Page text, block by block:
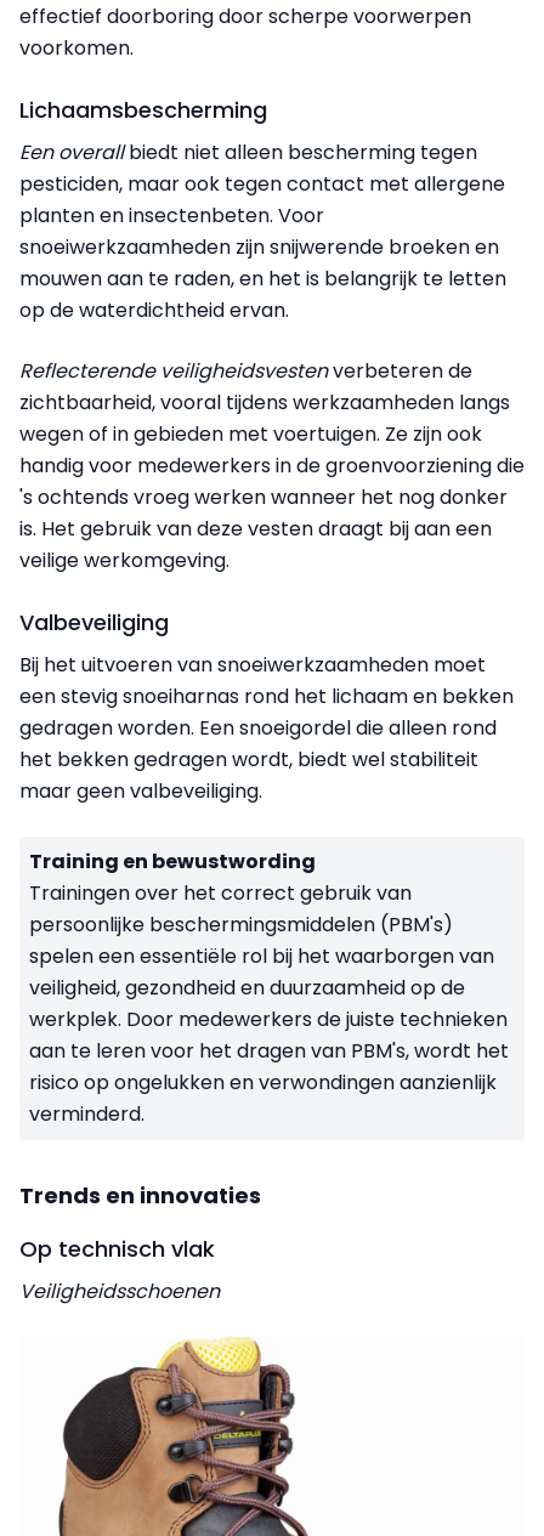
effectief doorboring door scherpe voorwerpen
voorkomen.
Lichaamsbescherming
Een overallbiedt niet alleen bescherming tegen
pesticiden, maar ook tegen contact met allergene
planten en insectenbeten. Voor
snoeiwerkzaamheden zijn snijwerende broeken en
mouwen aan te raden, en het is belangrijk te letten
op de waterdichtheid ervan.
Reflecterende veiligheidsvestenverbeteren de
zichtbaarheid, vooral tijdens werkzaamheden langs
wegen of in gebieden met voertuigen. Ze zijn ook
handig voor medewerkers in de groenvoorziening die
's ochtends vroeg werken wanneer het nog donker
is. Het gebruik van deze vesten draagt bij aan een
veilige werkomgeving.
Valbeveiliging
Bij het uitvoeren van snoeiwerkzaamheden moet
een stevig snoeiharnas rond het lichaam en bekken
gedragen worden. Een snoeigordel die alleen rond
het bekken gedragen wordt, biedt wel stabiliteit
maar geen valbeveiliging.
Training en bewustwording
Trainingen over het correct gebruik van
persoonlijke beschermingsmiddelen (PBM's)
spelen een essentiële rol bij het waarborgen van
veiligheid, gezondheid en duurzaamheid op de
werkplek. Door medewerkers de juiste technieken
aan te leren voor het dragen van PBM's, wordt het
risico op ongelukken en verwondingen aanzienlijk
verminderd.
Trends en innovaties
Op technisch vlak
Veiligheidsschoenen